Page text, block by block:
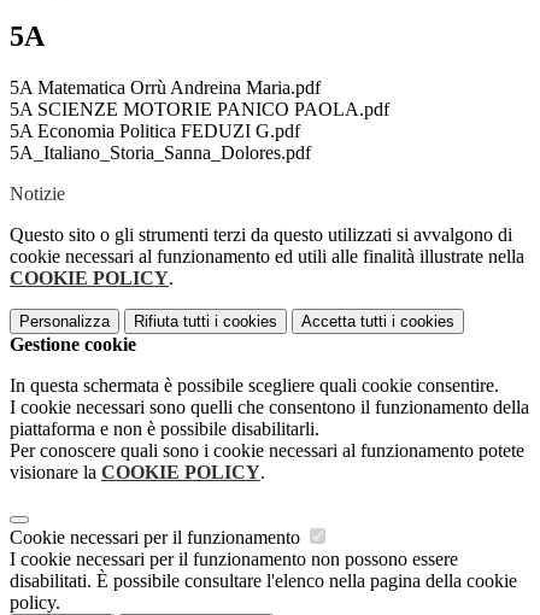
5A
5A Matematica Orrù Andreina Maria.pdf
5A SCIENZE MOTORIE PANICO PAOLA.pdf
5A Economia Politica FEDUZI G.pdf
5A_Italiano_Storia_Sanna_Dolores.pdf
Notizie
Questo sito o gli strumenti terzi da questo utilizzati si avvalgono di
cookie necessari al funzionamento ed utili alle finalità illustrate nella
COOKIE POLICY.
Personalizza Rifiuta tutti i cookies Accetta tutti i cookies
Gestione cookie
In questa schermata è possibile scegliere quali cookie consentire.
I cookie necessari sono quelli che consentono il funzionamento della
piattaforma e non è possibile disabilitarli.
Per conoscere quali sono i cookie necessari al funzionamento potete
visionare la COOKIE POLICY.
Cookie necessari per il funzionamento
I cookie necessari per il funzionamento non possono essere
disabilitati. È possibile consultare l'elenco nella pagina della cookie
policy.